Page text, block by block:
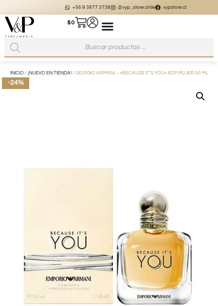
+56 9 3877 3738 @vyp_store.chile vypstore.cl
$0
INICIO / ¡NUEVO EN TIENDA!/ GIORGIO ARMANI – «BECAUSE IT’S YOU» EDP MUJER 50 ML
-24%